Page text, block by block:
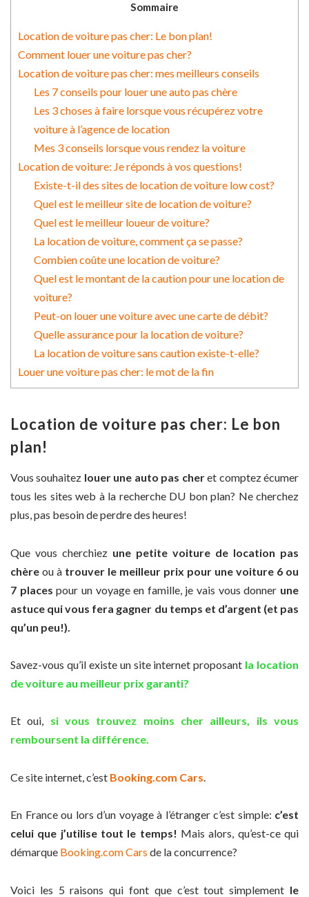
Sommaire
Location de voiture pas cher: Le bon plan!
Comment louer une voiture pas cher?
Location de voiture pas cher: mes meilleurs conseils
Les 7 conseils pour louer une auto pas chère
Les 3 choses à faire lorsque vous récupérez votre
voiture à l’agence de location
Mes 3 conseils lorsque vous rendez la voiture
Location de voiture: Je réponds à vos questions!
Existe-t-il des sites de location de voiture low cost?
Quel est le meilleur site de location de voiture?
Quel est le meilleur loueur de voiture?
La location de voiture, comment ça se passe?
Combien coûte une location de voiture?
Quel est le montant de la caution pour une location de
voiture?
Peut-on louer une voiture avec une carte de débit?
Quelle assurance pour la location de voiture?
La location de voiture sans caution existe-t-elle?
Louer une voiture pas cher: le mot de la fin
Location de voiture pas cher: Le bon
plan!
Vous souhaitez louer une auto pas cheret comptez écumer
tous les sites web à la recherche DU bon plan? Ne cherchez
plus, pas besoin de perdre des heures!
Que vous cherchiez une petite voiture de location pas
chère ou à trouver le meilleur prix pour une voiture 6 ou
7 places pour un voyage en famille, je vais vous donner une
astuce qui vous fera gagner du temps et d’argent (et pas
qu’un peu!).
Savez-vous qu’il existe un site internet proposant la location
de voiture au meilleur prix garanti?
Et oui, si vous trouvez moins cher ailleurs, ils vous
remboursent la différence.
Ce site internet, c’est Booking.com Cars.
En France ou lors d’un voyage à l’étranger c’est simple: c’est
celui que j’utilise tout le temps! Mais alors, qu’est-ce qui
démarque Booking.com Cars de la concurrence?
Voici les 5 raisons qui font que c’est tout simplement le